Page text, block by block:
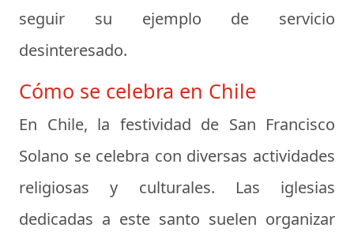
seguir su ejemplo de servicio
desinteresado.
Cómo se celebra en Chile
En Chile, la festividad de San Francisco
Solano se celebra con diversas actividades
religiosas y culturales. Las iglesias
dedicadas a este santo suelen organizar